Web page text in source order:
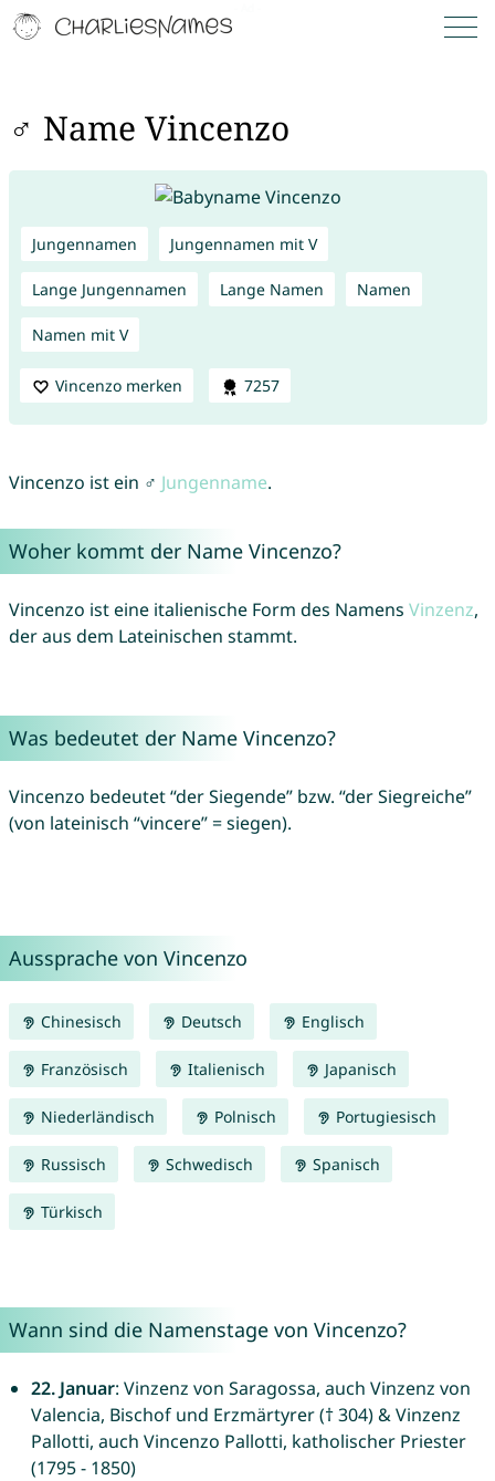
♂ Name Vincenzo
Jungennamen Jungennamen mit V
Lange Jungennamen Lange Namen Namen
Namen mit V
Vincenzo merken 7257
Vincenzo ist ein ♂ Jungenname.
Woher kommt der Name Vincenzo?
Vincenzo ist eine italienische Form des Namens Vinzenz,
der aus dem Lateinischen stammt.
Was bedeutet der Name Vincenzo?
Vincenzo bedeutet “der Siegende” bzw. “der Siegreiche”
(von lateinisch “vincere” = siegen).
Aussprache von Vincenzo
Chinesisch Deutsch Englisch
Französisch Italienisch Japanisch
Niederländisch Polnisch Portugiesisch
Russisch Schwedisch Spanisch
Türkisch
Wann sind die Namenstage von Vincenzo?
22. Januar: Vinzenz von Saragossa, auch Vinzenz von
Valencia, Bischof und Erzmärtyrer († 304) & Vinzenz
Pallotti, auch Vincenzo Pallotti, katholischer Priester
(1795 - 1850)